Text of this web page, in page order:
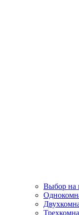
Выбор на